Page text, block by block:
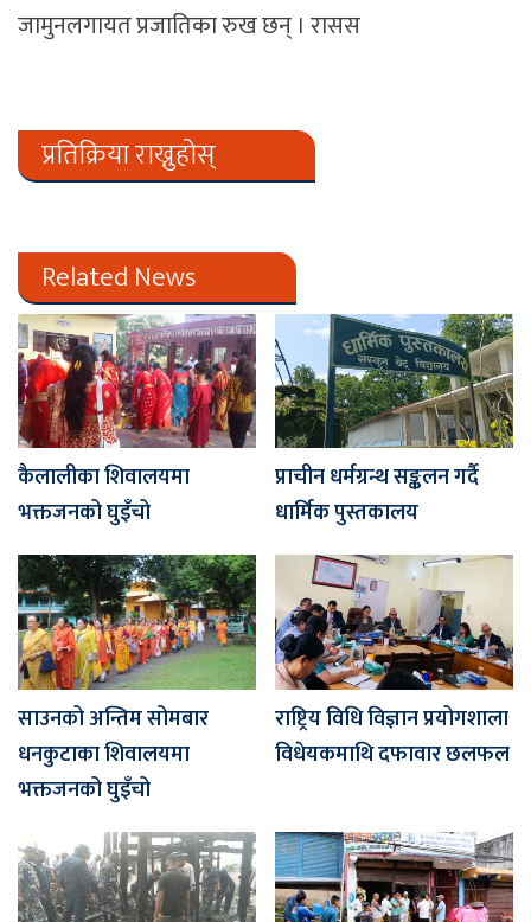
जामुनलगायत प्रजातिका रुख छन् । रासस
प्रतिक्रिया राख्नुहोस्
Related News
कैलालीका शिवालयमा
भक्तजनको घुइँचो
प्राचीन धर्मग्रन्थ सङ्कलन गर्दै
धार्मिक पुस्तकालय
साउनको अन्तिम सोमबार
धनकुटाका शिवालयमा
भक्तजनको घुइँचो
राष्ट्रिय विधि विज्ञान प्रयोगशाला
विधेयकमाथि दफावार छलफल